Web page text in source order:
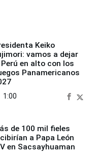
Keiko
vamos a dejar
en alto con los
Panamericanos
1:00
de 100 mil fieles
a Papa León
en Sacsayhuaman